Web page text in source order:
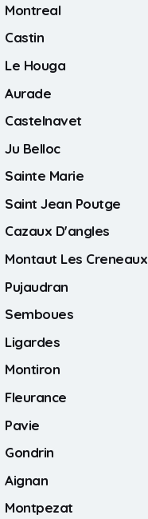
Montreal
Castin
Le Houga
Aurade
Castelnavet
Ju Belloc
Sainte Marie
Saint Jean Poutge
Cazaux D'angles
Montaut Les Creneaux
Pujaudran
Semboues
Ligardes
Montiron
Fleurance
Pavie
Gondrin
Aignan
Montpezat